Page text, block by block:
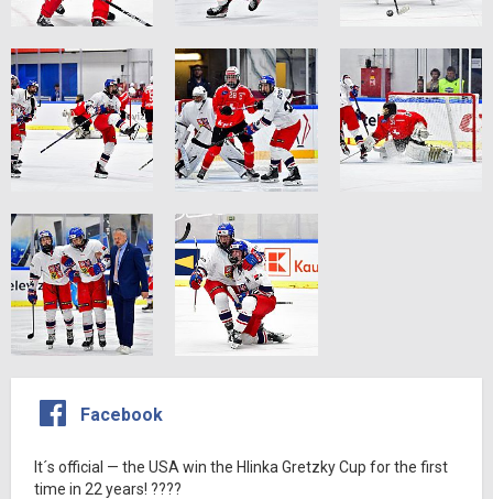
Facebook
It´s official — the USA win the Hlinka Gretzky Cup for the first
time in 22 years! ????